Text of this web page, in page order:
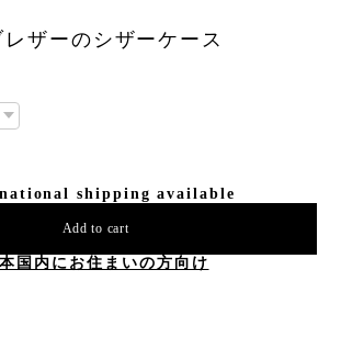
ザーのシザーケース
shipping available
Add to cart
本国内にお住まいの方向け